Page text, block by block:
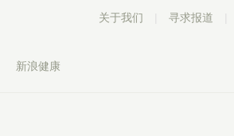
关于我们 寻求报道
新浪健康